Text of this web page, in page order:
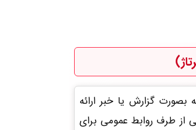
بصورت گزارش یا خبر ارائه
طرف روابط عمومی برای